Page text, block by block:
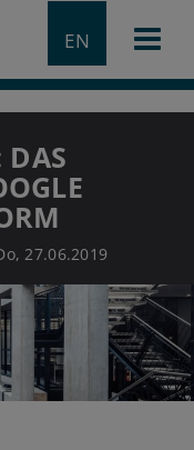
EN
DAS
27.06.2019